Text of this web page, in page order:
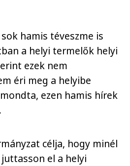
hamis téveszme is
a helyi termelők helyi
ezek nem
éri meg a helyibe
ezen hamis hírek
célja, hogy minél
el a helyi